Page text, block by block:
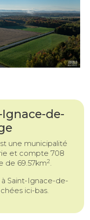
de-
une municipalité
et compte 708
de 69.57km2.
Saint-Ignace-de-
ici-bas.